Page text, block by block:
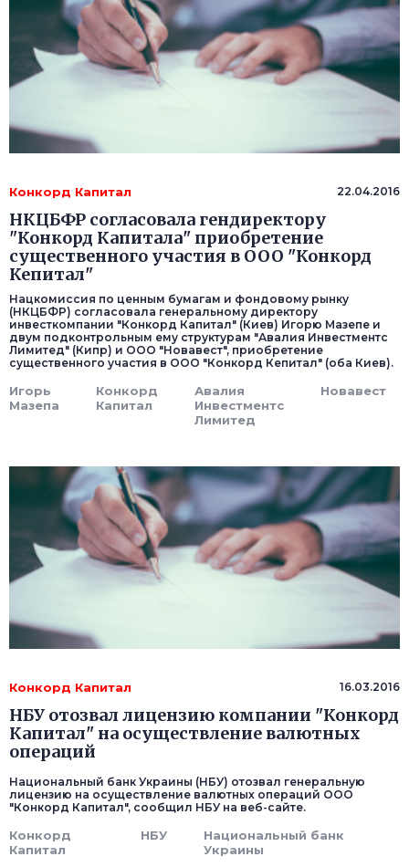
Конкорд Капитал 22.04.2016
НКЦБФР согласовала гендиректору
"Конкорд Капитала" приобретение
существенного участия в ООО "Конкорд
Кепитал"
Нацкомиссия по ценным бумагам и фондовому рынку
(НКЦБФР) согласовала генеральному директору
инвесткомпании "Конкорд Капитал" (Киев) Игорю Мазепе и
двум подконтрольным ему структурам "Авалия Инвестментс
Лимитед" (Кипр) и ООО "Новавест", приобретение
существенного участия в ООО "Конкорд Кепитал" (оба Киев).
Игорь
Мазепа
Конкорд
Капитал
Авалия
Инвестментс
Лимитед
Новавест
Конкорд Капитал 16.03.2016
НБУ отозвал лицензию компании "Конкорд
Капитал" на осуществление валютных
операций
Национальный банк Украины (НБУ) отозвал генеральную
лицензию на осуществление валютных операций ООО
"Конкорд Капитал", сообщил НБУ на веб-сайте.
Конкорд
Капитал
НБУ
Национальный банк
Украины